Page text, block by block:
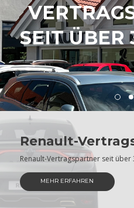
VERTRAG
SEIT ÜBER
Renault-
Renault-Vertragspartner seit über
MEHR ERFAHREN